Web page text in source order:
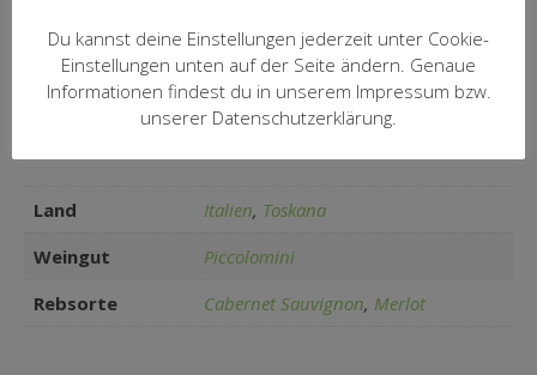
0,75 l (15,47 €/Ltr.) zzgl. Versand
Land Italien, Toskana
Weingut
Piccolomini
Rebsorte
Cabernet Sauvignon, Merlot
Du kannst deine Einstellungen jederzeit unter Cookie-
Einstellungen unten auf der Seite ändern. Genaue
Informationen findest du in unserem Impressum bzw.
unserer Datenschutzerklärung.